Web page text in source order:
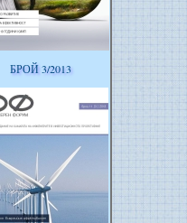
БРОЙ 3/2013